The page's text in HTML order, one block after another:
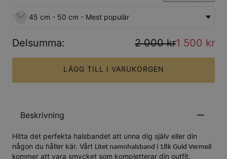
45 cm - 50 cm - Mest populär
Delsumma: 2 000 kr1 500 kr
LÄGG TILL I VARUKORGEN
Beskrivning
Hitta det perfekta halsbandet att unna dig själv eller din
någon du håller kär. Vårt Litet namnhalsband i 18k Guld Vermeil
kommer att vara smycket som kompletterar din outfit.